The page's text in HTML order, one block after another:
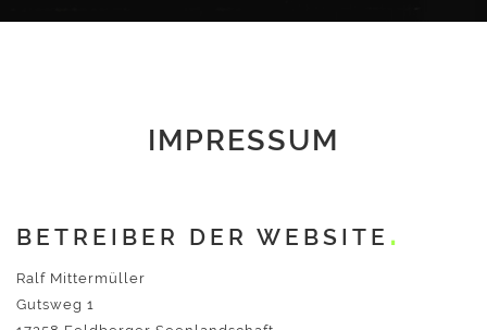
IMPRESSUM
BETREIBER DER WEBSITE
Ralf Mittermüller
Gutsweg 1